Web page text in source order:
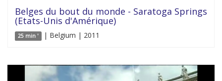
Belges du bout du monde - Saratoga Springs
(Etats-Unis d'Amérique)
25 min ' | Belgium | 2011